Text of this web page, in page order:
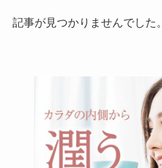
記事が見つかりませんでした。